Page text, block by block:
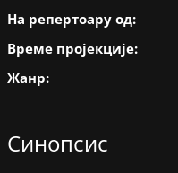
На репертоару од:
Време пројекције:
Жанр:
Синопсис